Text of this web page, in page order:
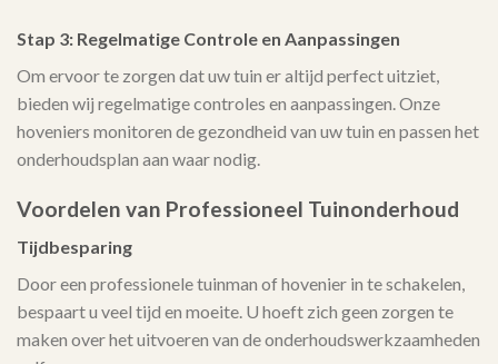
Stap 3: Regelmatige Controle en Aanpassingen
Om ervoor te zorgen dat uw tuin er altijd perfect uitziet,
bieden wij regelmatige controles en aanpassingen. Onze
hoveniers monitoren de gezondheid van uw tuin en passen het
onderhoudsplan aan waar nodig.
Voordelen van Professioneel Tuinonderhoud
Tijdbesparing
Door een professionele tuinman of hovenier in te schakelen,
bespaart u veel tijd en moeite. U hoeft zich geen zorgen te
maken over het uitvoeren van de onderhoudswerkzaamheden